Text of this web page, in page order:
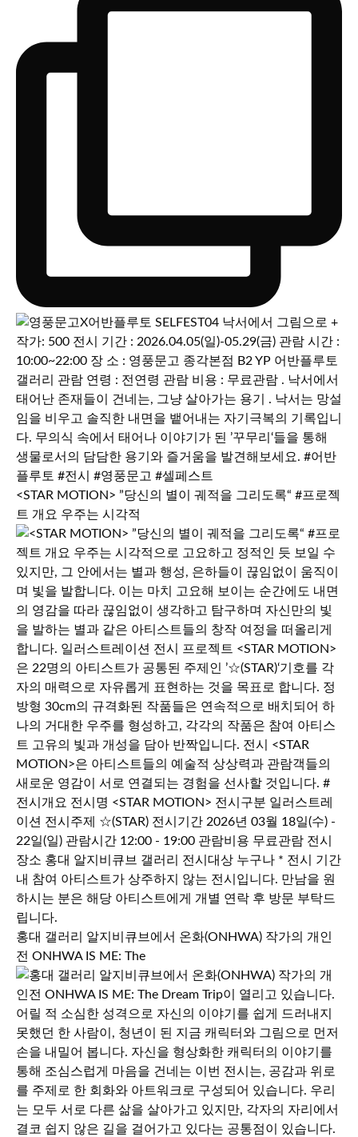
<STAR MOTION> ”당신의 별이 궤적을 그리도록“ #프로젝
트 개요 우주는 시각적
홍대 갤러리 알지비큐브에서 온화(ONHWA) 작가의 개인
전 ONHWA IS ME: The